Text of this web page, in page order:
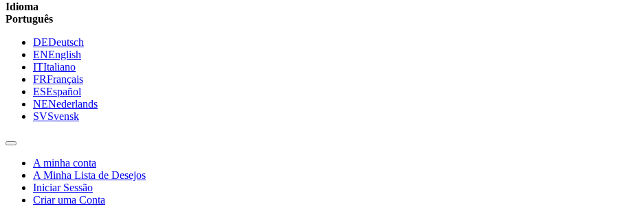
Idioma
Português
DEDeutsch
ENEnglish
ITItaliano
FRFrançais
ESEspañol
NENederlands
SVSvensk
A minha conta
A Minha Lista de Desejos
Iniciar Sessão
Criar uma Conta